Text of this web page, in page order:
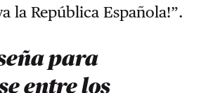
la República Española!”.
para
entre los